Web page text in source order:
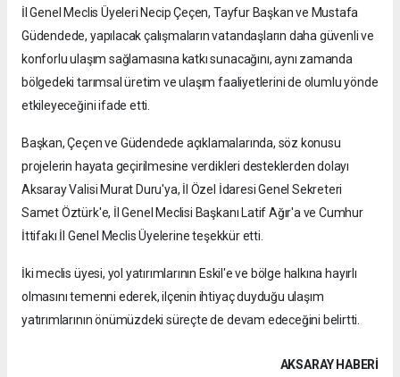
İl Genel Meclis Üyeleri Necip Çeçen, Tayfur Başkan ve Mustafa
Güdendede, yapılacak çalışmaların vatandaşların daha güvenli ve
konforlu ulaşım sağlamasına katkı sunacağını, aynı zamanda
bölgedeki tarımsal üretim ve ulaşım faaliyetlerini de olumlu yönde
etkileyeceğini ifade etti.
Başkan, Çeçen ve Güdendede açıklamalarında, söz konusu
projelerin hayata geçirilmesine verdikleri desteklerden dolayı
Aksaray Valisi Murat Duru'ya, İl Özel İdaresi Genel Sekreteri
Samet Öztürk'e, İl Genel Meclisi Başkanı Latif Ağır'a ve Cumhur
İttifakı İl Genel Meclis Üyelerine teşekkür etti.
İki meclis üyesi, yol yatırımlarının Eskil'e ve bölge halkına hayırlı
olmasını temenni ederek, ilçenin ihtiyaç duyduğu ulaşım
yatırımlarının önümüzdeki süreçte de devam edeceğini belirtti.
AKSARAY HABERİ